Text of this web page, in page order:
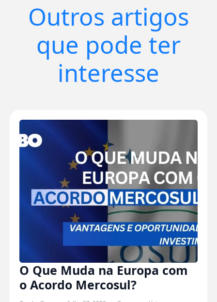
Outros artigos
que pode ter
interesse
O Que Muda na Europa com
o Acordo Mercosul?